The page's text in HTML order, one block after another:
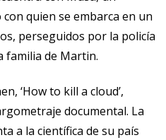
quien se embarca en un
perseguidos por la policía
familia de Martin.
‘How to kill a cloud’,
documental. La
a la científica de su país